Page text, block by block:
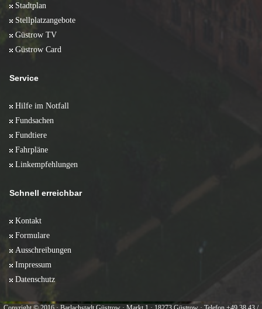
Stadtplan
Stellplatzangebote
Güstrow TV
Güstrow Card
Service
Hilfe im Notfall
Fundsachen
Fundtiere
Fahrpläne
Linkempfehlungen
Schnell erreichbar
Kontakt
Formulare
Ausschreibungen
Impressum
Datenschutz